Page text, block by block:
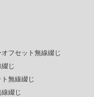
フセット無線綴じ
じ
無線綴じ
綴じ